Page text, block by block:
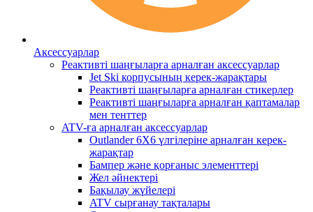
Аксессуарлар
Реактивті шаңғыларға арналған аксессуарлар
Jet Ski корпусының керек-жарақтары
Реактивті шаңғыларға арналған стикерлер
Реактивті шаңғыларға арналған қаптамалар
мен тенттер
ATV-ға арналған аксессуарлар
Outlander 6X6 үлгілеріне арналған керек-
жарақтар
Бампер және қорғаныс элементтері
Жел әйнектері
Бақылау жүйелері
ATV сырғанау тақталары